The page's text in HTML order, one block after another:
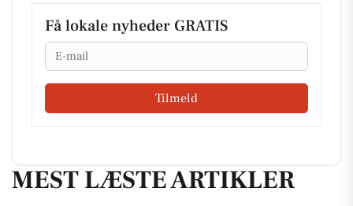
Få lokale nyheder GRATIS
Email
Tilmeld
MEST LÆSTE ARTIKLER